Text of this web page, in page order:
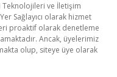
Teknolojileri ve İletişim
Sağlayıcı olarak hizmet
proaktif olarak denetleme
Ancak, üyelerimiz
olup, siteye üye olarak